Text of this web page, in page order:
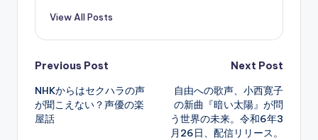
View All Posts
Post
navigation
Previous Post
NHKからはセクハラの声
が聞こえない？声優の楽
屋話
Next Post
自由への歌声、小西寛子
の新曲『暗い太陽』が問
う世界の未来。令和6年3
月26日、配信リリース。